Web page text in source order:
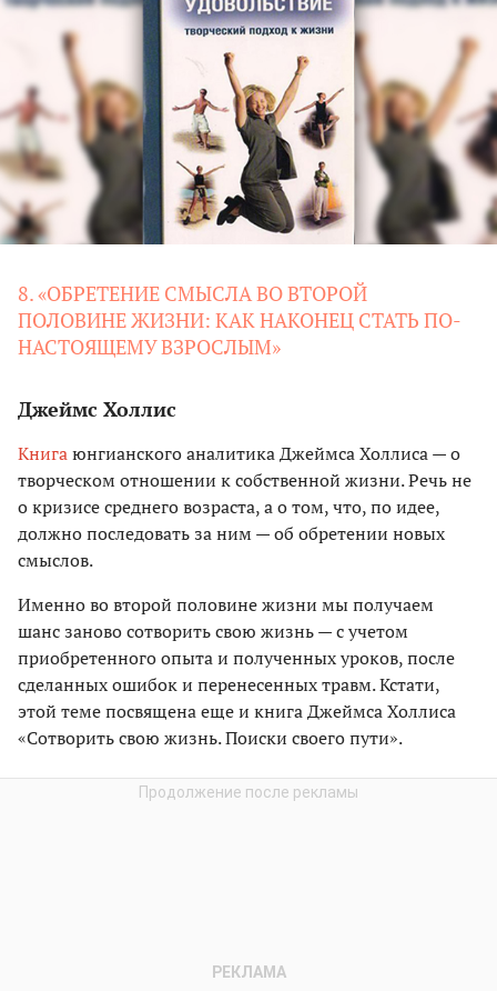
8. «ОБРЕТЕНИЕ СМЫСЛА ВО ВТОРОЙ
ПОЛОВИНЕ ЖИЗНИ: КАК НАКОНЕЦ СТАТЬ ПО-
НАСТОЯЩЕМУ ВЗРОСЛЫМ»
Джеймс Холлис
Книгаюнгианского аналитика Джеймса Холлиса — о
творческом отношении к собственной жизни. Речь не
о кризисе среднего возраста, а о том, что, по идее,
должно последовать за ним — об обретении новых
смыслов.
Именно во второй половине жизни мы получаем
шанс заново сотворить свою жизнь — с учетом
приобретенного опыта и полученных уроков, после
сделанных ошибок и перенесенных травм. Кстати,
этой теме посвящена еще и книга Джеймса Холлиса
«Сотворить свою жизнь. Поиски своего пути».